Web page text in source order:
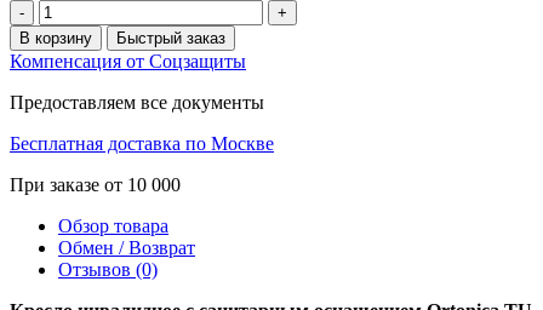
-
+
В корзину
Быстрый заказ
Компенсация от Соцзащиты
Предоставляем все документы
Бесплатная доставка по Москве
При заказе от 10 000
Обзор товара
Обмен / Возврат
Отзывов (0)